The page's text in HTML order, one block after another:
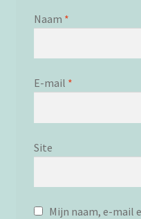
Naam *
E-mail *
Site
Mijn naam, e-mail